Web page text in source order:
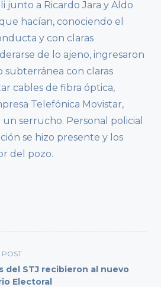
junto a Ricardo Jara y Aldo
hacían, conociendo el
y con claras
de lo ajeno, ingresaron
subterránea con claras
cables de fibra óptica,
Telefónica Movistar,
serrucho. Personal policial
se hizo presente y los
del pozo.
POST
del STJ recibieron al nuevo
Electoral